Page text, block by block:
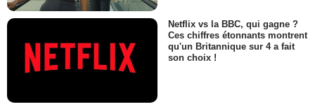
Netflix vs la BBC, qui gagne ?
Ces chiffres étonnants montrent
qu'un Britannique sur 4 a fait
son choix !